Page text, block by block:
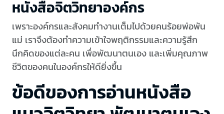
หนังสือจิตวิทยาองค์กร
เพราะองค์กรและสังคมทำงานเต็มไปด้วยคนร้อยพ่อพัน
แม่ เราจึงต้องทำความเข้าใจพฤติกรรมและความรู้สึก
นึกคิดของแต่ละคน เพื่อพัฒนาตนเอง และเพิ่มคุณภาพ
ชีวิตของคนในองค์กรให้ดียิ่งขึ้น
ข้อดีของการอ่านหนังสือ